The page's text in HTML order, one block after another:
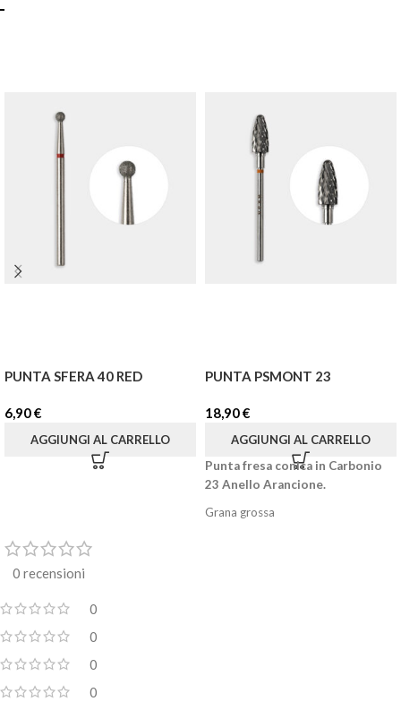
PUNTA SFERA 40 RED
6,90€
AGGIUNGI AL CARRELLO
PUNTA PSMONT 23
18,90€
AGGIUNGI AL CARRELLO
Punta fresa conica in Carbonio
23 Anello Arancione.
Grana grossa
0 recensioni
0
0
0
0